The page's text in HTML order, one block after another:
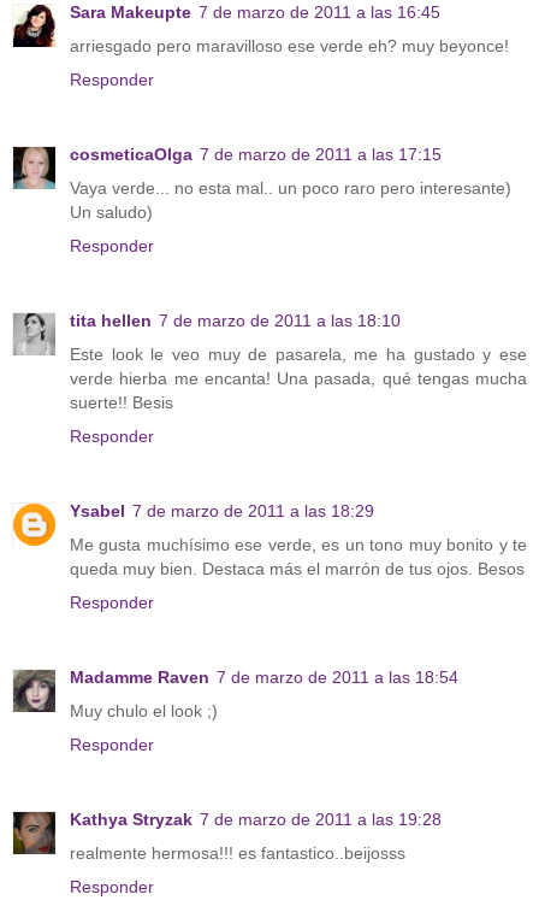
Sara Makeupte 7 de marzo de 2011 a las 16:45
arriesgado pero maravilloso ese verde eh? muy beyonce!
Responder
cosmeticaOlga 7 de marzo de 2011 a las 17:15
Vaya verde... no esta mal.. un poco raro pero interesante)
Un saludo)
Responder
tita hellen 7 de marzo de 2011 a las 18:10
Este look le veo muy de pasarela, me ha gustado y ese
verde hierba me encanta! Una pasada, qué tengas mucha
suerte!! Besis
Responder
Ysabel 7 de marzo de 2011 a las 18:29
Me gusta muchísimo ese verde, es un tono muy bonito y te
queda muy bien. Destaca más el marrón de tus ojos. Besos
Responder
Madamme Raven 7 de marzo de 2011 a las 18:54
Muy chulo el look ;)
Responder
Kathya Stryzak 7 de marzo de 2011 a las 19:28
realmente hermosa!!! es fantastico..beijosss
Responder